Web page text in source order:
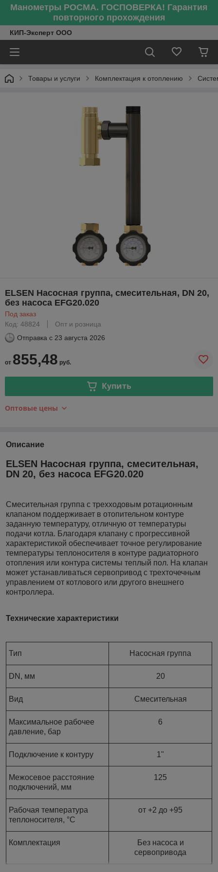
Манометры РОСМА. ГОСПОВЕРКА! Гарантия
повторного прохождения
КИП-Эксперт ООО
Товары и услуги Комплектация к отоплению
ELSEN Насосная группа, смесительная, DN 20,
без насоса EFG20.020
Под заказ
Код: 48824
Опт и розница
Отправка с 23 августа 2026
от 855,48 руб.
Купить
Оптовые цены
Описание
ELSEN Насосная группа, смесительная,
DN 20, без насоса EFG20.020
Смесительная группа с трехходовым ротационным
клапаном поддерживает в отопительном контуре
заданную температуру, отличную от температуры
подачи котла. Благодаря клапану с прогрессивной
характеристикой обеспечивает точное регулирование
температуры теплоносителя в контуре радиаторного
отопления или контура системы теплый пол. На клапан
может устанавливаться сервопривод с трехточечным
управлением от котлового или другого внешнего
контроллера.
Технические характеристики
Тип Насосная группа
DN, мм 20
Вид Смесительная
Максимальное рабочее
давление, бар
6
Подключение к контуру 1"
Межосевое расстояние
подключений, мм
125
Рабочая температура
теплоносителя, °C
от +2 до +95
Комплектация
Без насоса и
сервопривода